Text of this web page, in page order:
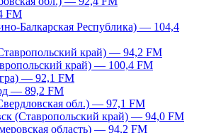
FM
Балкарская Республика) — 104,4
край) — 94,2 FM
край) — 100,4 FM
— 92,1 FM
— 89,2 FM
обл.) — 97,1 FM
(Ставропольский край) — 94,0 FM
область) — 94,2 FM